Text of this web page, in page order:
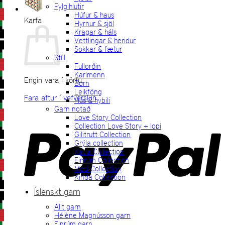
Karfa
Engin vara í körfu.
Fara aftur í vefverslun
Fylgihlutir
Húfur & haus
Hyrnur & sjöl
Kragar & háls
Vettlingar & hendur
Sokkar & fætur
Stíll
Fullorðin
Karlmenn
Börn
Leikföng
Hús & hybili
Garn notað
Love Story Collection
Collection Love Story + lopi
Gilitrutt Collection
Grýla collection
Katla Collection
Einrúm Collection
Mosi Collection
Kinda Collection
Íslenskt garn
Allt garn
Hélène Magnússon garn